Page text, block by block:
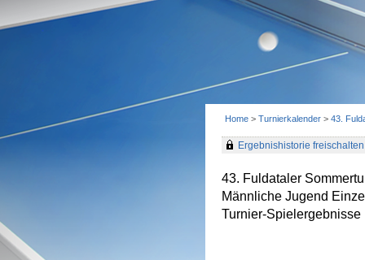
Home > Turnierkalender > 43.
Ergebnishistorie freischalten
43. Fuldataler
Männliche Jugend
Turnier-Spielergebnisse